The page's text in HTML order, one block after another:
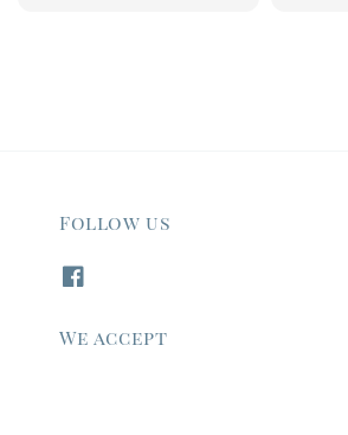
Follow us
We accept